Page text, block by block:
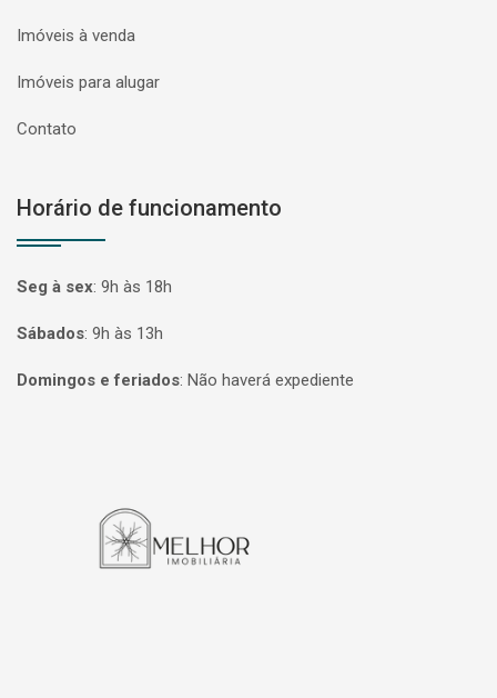
Imóveis à venda
Imóveis para alugar
Contato
Horário de funcionamento
Seg à sex: 9h às 18h
Sábados: 9h às 13h
Domingos e feriados: Não haverá expediente